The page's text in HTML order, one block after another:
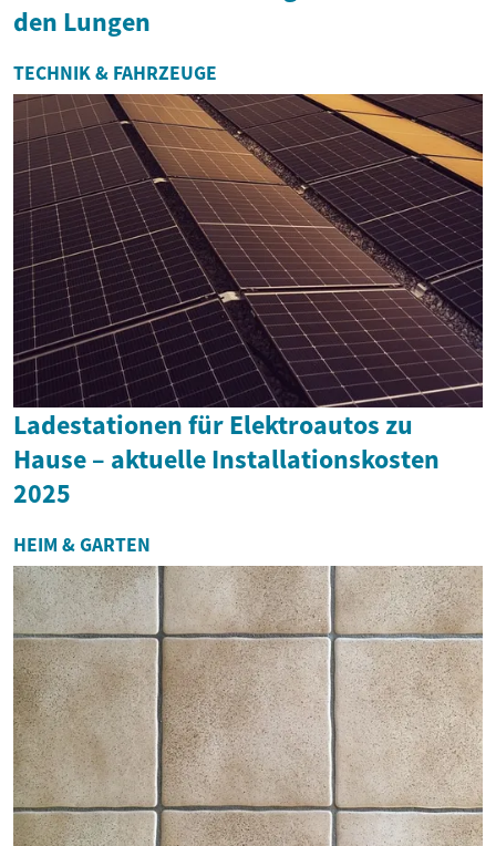
den Lungen
TECHNIK & FAHRZEUGE
Ladestationen für Elektroautos zu
Hause – aktuelle Installationskosten
2025
HEIM & GARTEN